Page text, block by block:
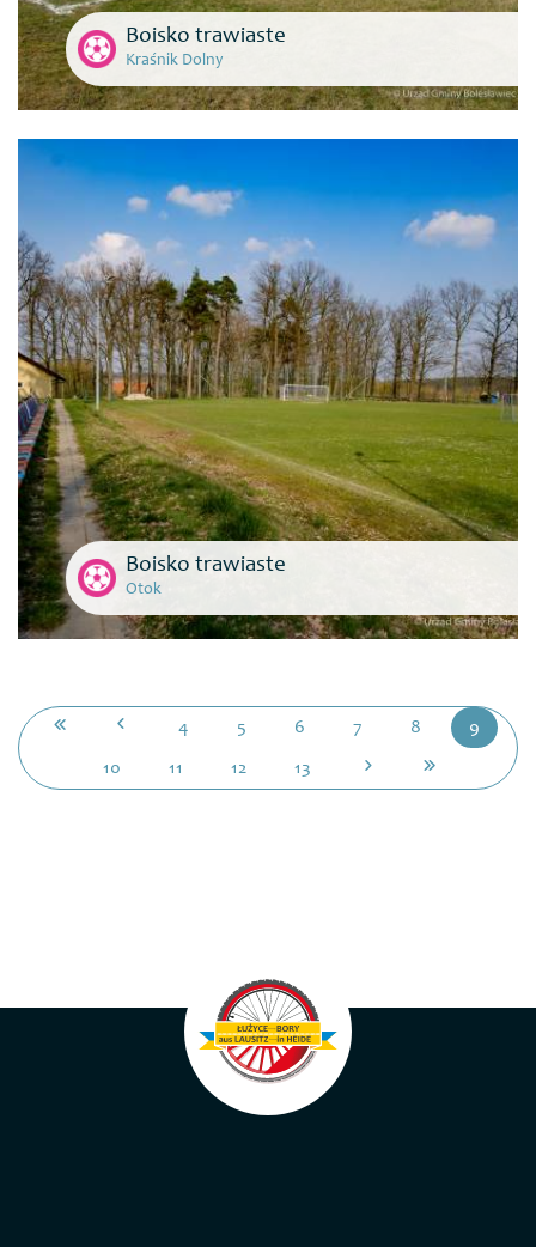
Boisko trawiaste
Kraśnik Dolny
Boisko trawiaste
Otok
4 5 6 7 8 9
10 11 12 13